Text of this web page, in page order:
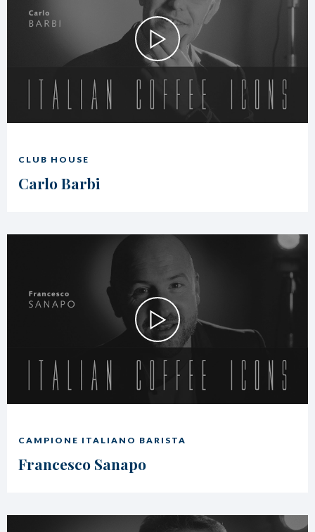
CLUB HOUSE
Carlo Barbi
CAMPIONE ITALIANO BARISTA
Francesco Sanapo